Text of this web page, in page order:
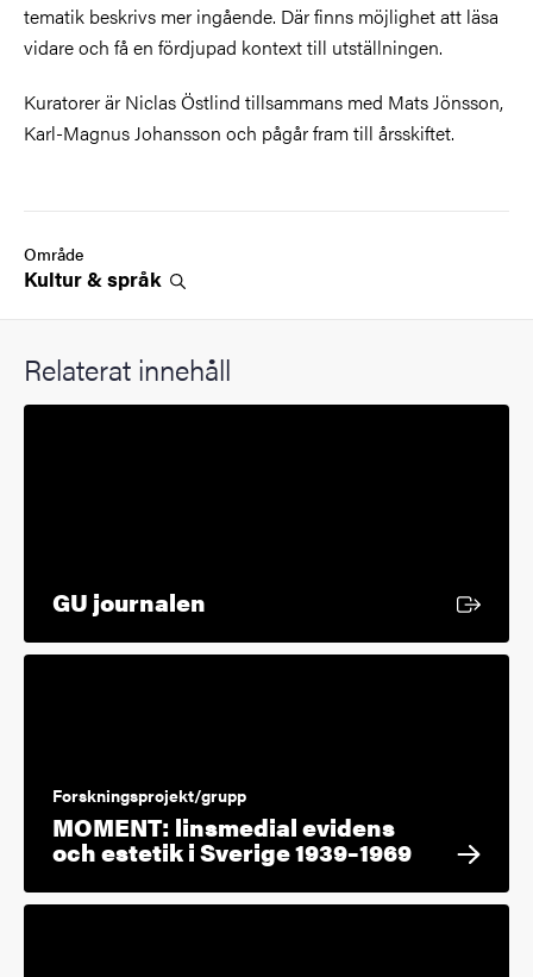
tematik beskrivs mer ingående. Där finns möjlighet att läsa
vidare och få en fördjupad kontext till utställningen.
Kuratorer är Niclas Östlind tillsammans med Mats Jönsson,
Karl-Magnus Johansson och pågår fram till årsskiftet.
Område
Kultur &språk
Relaterat innehåll
GU journalen
Forskningsprojekt/grupp
MOMENT: linsmedial evidens
och estetik i Sverige 1939–1969